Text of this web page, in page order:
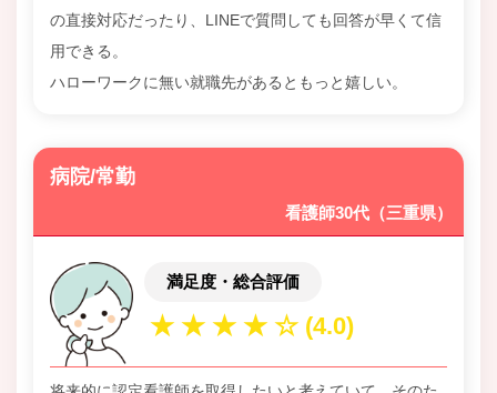
の直接対応だったり、LINEで質問しても回答が早くて信
用できる。
ハローワークに無い就職先があるともっと嬉しい。
病院/常勤
看護師30代（三重県）
満足度・総合評価